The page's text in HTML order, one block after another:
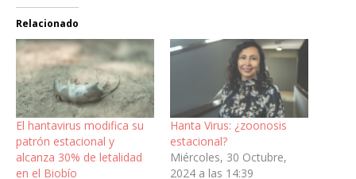
Relacionado
El hantavirus modifica su
patrón estacional y
alcanza 30% de letalidad
en el Biobío
Hanta Virus: ¿zoonosis
estacional?
Miércoles, 30 Octubre,
2024 a las 14:39